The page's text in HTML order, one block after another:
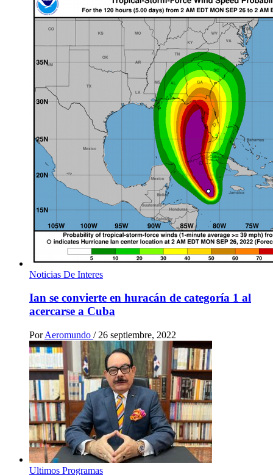
Noticias De Interes
Ian se convierte en huracán de categoría 1 al
acercarse a Cuba
Por Aeromundo / 26 septiembre, 2022
Ultimos Programas